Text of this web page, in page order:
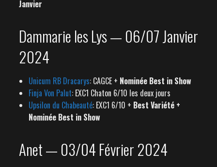
Janvier
Dammarie les Lys — 06/07 Janvier
2024
Unicum RB Dracarys: CAGCE + Nominée Best in Show
Finja Von Palut: EXC1 Chaton 6/10 les deux jours
Upsilon du Chabeauté: EXC1 6/10 + Best Variété +
Nominée Best in Show
Anet — 03/04 Février 2024